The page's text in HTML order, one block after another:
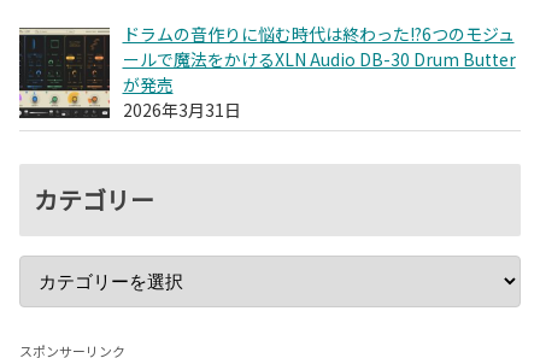
ドラムの音作りに悩む時代は終わった!?6つのモジュ
ールで魔法をかけるXLN Audio DB-30 Drum Butter
が発売
2026年3月31日
カテゴリー
スポンサーリンク